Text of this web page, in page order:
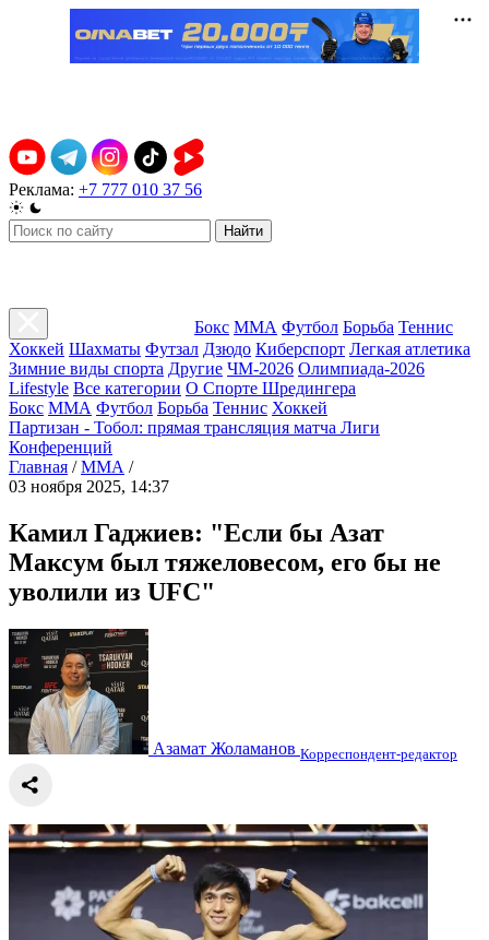
Реклама: +7 777 010 37 56
Найти
Бокс ММА Футбол Борьба Теннис
Хоккей Шахматы Футзал Дзюдо Киберспорт Легкая атлетика
Зимние виды спорта Другие ЧМ-2026 Олимпиада-2026
Lifestyle Все категории О Спорте Шредингера
Бокс ММА Футбол Борьба Теннис Хоккей
Партизан - Тобол: прямая трансляция матча Лиги
Конференций
Главная / ММА /
03 ноября 2025, 14:37
Камил Гаджиев: "Если бы Азат
Максум был тяжеловесом, его бы не
уволили из UFC"
Азамат Жоламанов Корреспондент-редактор